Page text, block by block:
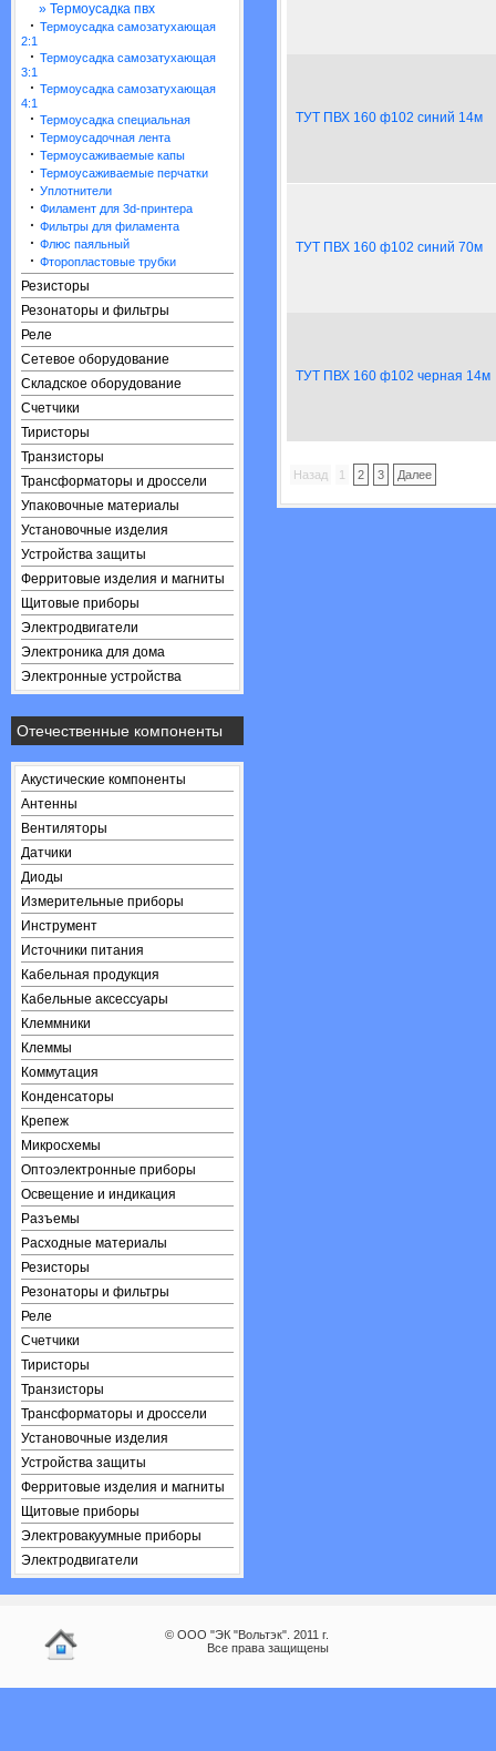
» Термоусадка пвх
· Термоусадка самозатухающая
2:1
· Термоусадка самозатухающая
3:1
· Термоусадка самозатухающая
4:1
· Термоусадка специальная
· Термоусадочная лента
· Термоусаживаемые капы
· Термоусаживаемые перчатки
· Уплотнители
· Филамент для 3d-принтера
· Фильтры для филамента
· Флюс паяльный
· Фторопластовые трубки
Резисторы
Резонаторы и фильтры
Реле
Сетевое оборудование
Складское оборудование
Счетчики
Тиристоры
Транзисторы
Трансформаторы и дроссели
Упаковочные материалы
Установочные изделия
Устройства защиты
Ферритовые изделия и магниты
Щитовые приборы
Электродвигатели
Электроника для дома
Электронные устройства
Отечественные компоненты
Акустические компоненты
Антенны
Вентиляторы
Датчики
Диоды
Измерительные приборы
Инструмент
Источники питания
Кабельная продукция
Кабельные аксессуары
Клеммники
Клеммы
Коммутация
Конденсаторы
Крепеж
Микросхемы
Оптоэлектронные приборы
Освещение и индикация
Разъемы
Расходные материалы
Резисторы
Резонаторы и фильтры
Реле
Счетчики
Тиристоры
Транзисторы
Трансформаторы и дроссели
Установочные изделия
Устройства защиты
Ферритовые изделия и магниты
Щитовые приборы
Электровакуумные приборы
Электродвигатели
ТУТ ПВХ 160 ф102 синий 14м
ТУТ ПВХ 160 ф102 синий 70м
ТУТ ПВХ 160 ф102 черная 14м
Назад 1 2 3 Далее
© ООО "ЭК "Вольтэк". 2011 г.
Все права защищены